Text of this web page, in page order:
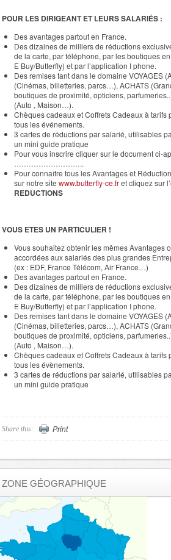
POUR LES DIRIGEANT ET LEURS SALARIÉS :
Des avantages partout en France.
Des dizaines de milliers de réductions
de la carte, par téléphone, par les boutiques
E Buy/Butterfly) et par l’application I phone.
Des remises tant dans le domaine VOYAGES
(Cinémas, billetteries, parcs…), ACHATS
boutiques de proximité, opticiens,
(Auto , Maison…).
Chèques cadeaux et Coffrets Cadeaux à tarifs
tous les événements.
3 cartes de réductions par salarié, utilisables
un mini guide pratique
Pour vous inscrire cliquer sur le document ci-
………………………..
Pour connaître tous les Avantages et
sur notre site www.butterfly-ce.fret cliquez sur
REDUCTIONS
VOUS ETES UN PARTICULIER !
Vous souhaitez obtenir les mêmes Avantages
accordées aux salariés des plus grandes
(ex : EDF, France Télécom, Air France…)
Des avantages partout en France.
Des dizaines de milliers de réductions
de la carte, par téléphone, par les boutiques
E Buy/Butterfly) et par l’application I phone.
Des remises tant dans le domaine VOYAGES
(Cinémas, billetteries, parcs…), ACHATS
boutiques de proximité, opticiens,
(Auto , Maison…).
Chèques cadeaux et Coffrets Cadeaux à tarifs
tous les évènements.
3 cartes de réductions par salarié, utilisables
un mini guide pratique
Share this: Print
ZONE GÉOGRAPHIQUE